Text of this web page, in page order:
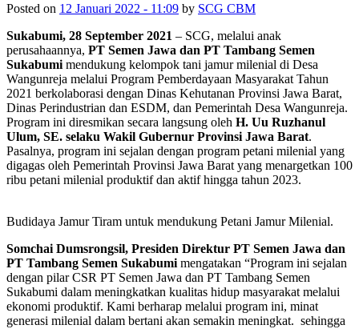
Posted on 12 Januari 2022 - 11:09 by SCG CBM
Sukabumi, 28 September 2021 – SCG, melalui anak
perusahaannya, PT Semen Jawa dan PT Tambang Semen
Sukabumi mendukung kelompok tani jamur milenial di Desa
Wangunreja melalui Program Pemberdayaan Masyarakat Tahun
2021 berkolaborasi dengan Dinas Kehutanan Provinsi Jawa Barat,
Dinas Perindustrian dan ESDM, dan Pemerintah Desa Wangunreja.
Program ini diresmikan secara langsung oleh H. Uu Ruzhanul
Ulum, SE. selaku Wakil Gubernur Provinsi Jawa Barat.
Pasalnya, program ini sejalan dengan program petani milenial yang
digagas oleh Pemerintah Provinsi Jawa Barat yang menargetkan 100
ribu petani milenial produktif dan aktif hingga tahun 2023.
Budidaya Jamur Tiram untuk mendukung Petani Jamur Milenial.
Somchai Dumsrongsil, Presiden Direktur PT Semen Jawa dan
PT Tambang Semen Sukabumi mengatakan “Program ini sejalan
dengan pilar CSR PT Semen Jawa dan PT Tambang Semen
Sukabumi dalam meningkatkan kualitas hidup masyarakat melalui
ekonomi produktif. Kami berharap melalui program ini, minat
generasi milenial dalam bertani akan semakin meningkat. sehingga